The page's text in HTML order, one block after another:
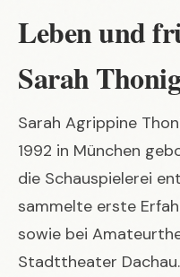
Leben und
Sarah Thonig
Sarah Agrippine
1992 in München
die Schauspielerei
sammelte erste
sowie bei
Stadttheater